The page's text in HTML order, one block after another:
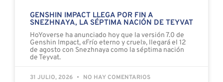
GENSHIN IMPACT LLEGA POR FIN A
SNEZHNAYA, LA SÉPTIMA NACIÓN DE TEYVAT
HoYoverse ha anunciado hoy que la versión 7.0 de
Genshin Impact, «Frío eterno y cruel», llegará el 12
de agosto con Snezhnaya como la séptima nación
de Teyvat.
31 JULIO, 2026 NO HAY COMENTARIOS